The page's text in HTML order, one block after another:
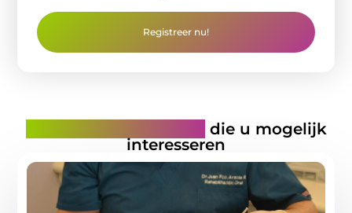
Registreer nu!
die u mogelijk
interesseren